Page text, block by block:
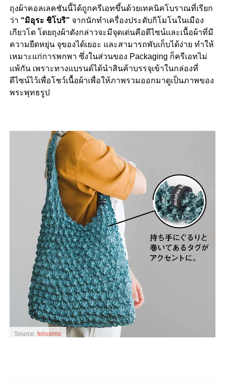
ถุงผ้าคอลเลคชันนี้ได้ถูกครีเอทขึ้นด้วยเทคนิคโบราณที่เรียก
ว่า “มิอุระ ชิโบริ” จากนักทำเครื่องประดับกิโมโนในเมือง
เกียวโต โดยถุงผ้าดังกล่าวจะมีจุดเด่นคือดีไซน์และเนื้อผ้าที่มี
ความยืดหยุ่น จุของได้เยอะ และสามารถพับเก็บได้ง่าย ทำให้
เหมาะแก่การพกพา ซึ่งในส่วนของ Packaging ก็ครีเอทไม่
แพ้กัน เพราะทางแบรนด์ได้นำสินค้าบรรจุเข้าในกล่องที่
ดีไซน์ไว้เพื่อโชว์เนื้อผ้าเพื่อให้ภาพรวมออกมาดูเป็นภาพของ
พระพุทธรูป
Source: felissimo